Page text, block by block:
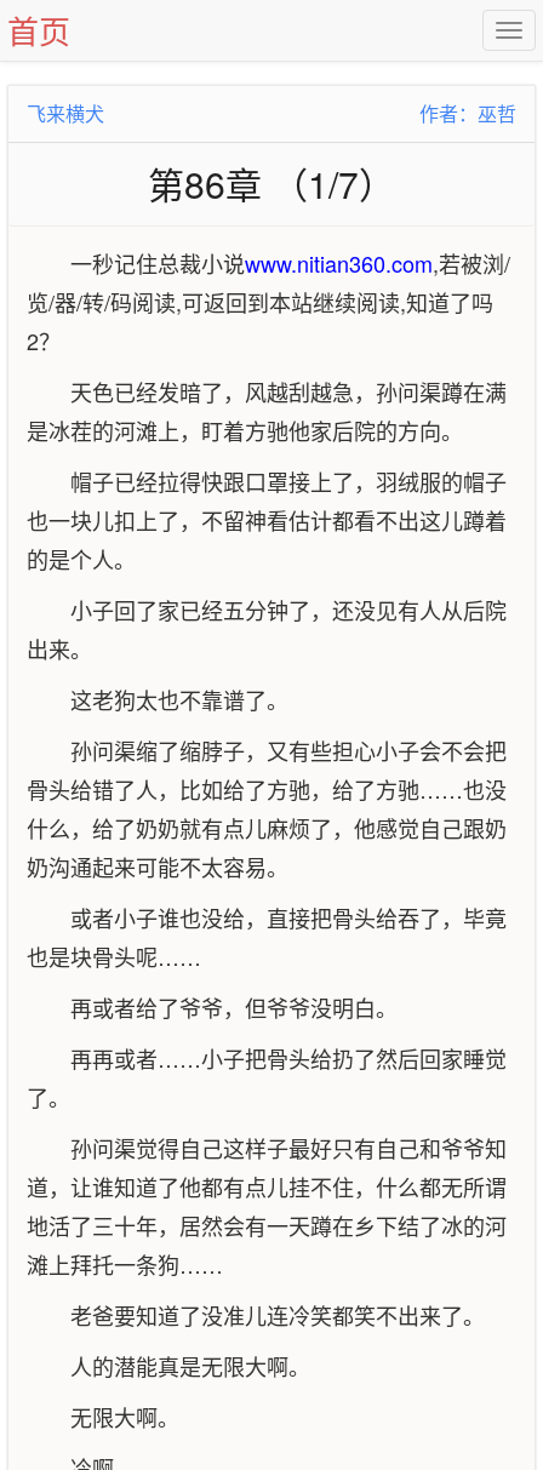
首页
飞来横犬 作者：巫哲
第86章 （1/7）
一秒记住总裁小说www.nitian360.com,若被浏/
览/器/转/码阅读,可返回到本站继续阅读,知道了吗
2？
天色已经发暗了，风越刮越急，孙问渠蹲在满
是冰茬的河滩上，盯着方驰他家后院的方向。
帽子已经拉得快跟口罩接上了，羽绒服的帽子
也一块儿扣上了，不留神看估计都看不出这儿蹲着
的是个人。
小子回了家已经五分钟了，还没见有人从后院
出来。
这老狗太也不靠谱了。
孙问渠缩了缩脖子，又有些担心小子会不会把
骨头给错了人，比如给了方驰，给了方驰……也没
什么，给了奶奶就有点儿麻烦了，他感觉自己跟奶
奶沟通起来可能不太容易。
或者小子谁也没给，直接把骨头给吞了，毕竟
也是块骨头呢……
再或者给了爷爷，但爷爷没明白。
再再或者……小子把骨头给扔了然后回家睡觉
了。
孙问渠觉得自己这样子最好只有自己和爷爷知
道，让谁知道了他都有点儿挂不住，什么都无所谓
地活了三十年，居然会有一天蹲在乡下结了冰的河
滩上拜托一条狗……
老爸要知道了没准儿连冷笑都笑不出来了。
人的潜能真是无限大啊。
无限大啊。